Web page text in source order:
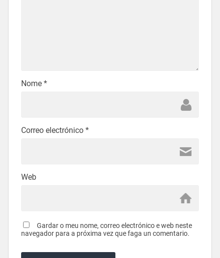
Nome *
Correo electrónico *
Web
Gardar o meu nome, correo electrónico e web neste
navegador para a próxima vez que faga un comentario.